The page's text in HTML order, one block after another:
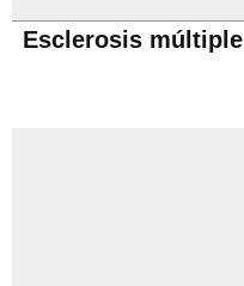
Esclerosis múltiple